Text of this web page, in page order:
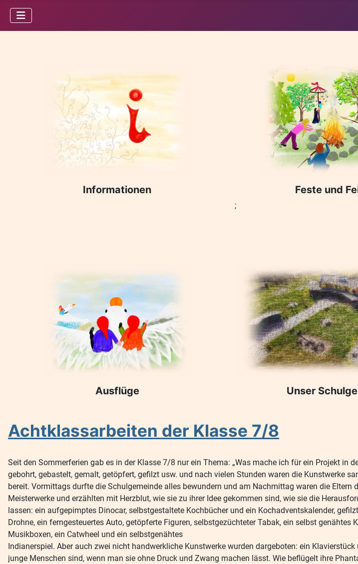
Informationen Feste und
;
Ausflüge Unser
Achtklassarbeiten der Klasse 7/8
Seit den Sommerferien gab es in der Klasse 7/8 nur ein Thema: „Was mache ich für ein Projekt in
gebohrt, gebastelt, gemalt, getöpfert, gefilzt usw. und nach vielen Stunden waren die Kunstwerke
bereit. Vormittags durfte die Schulgemeinde alles bewundern und am Nachmittag waren die
Meisterwerke und erzählten mit Herzblut, wie sie zu ihrer Idee gekommen sind, wie sie die
lassen: ein aufgepimptes Dinocar, selbstgestaltete Kochbücher und ein Kochadventskalender,
Drohne, ein ferngesteuertes Auto, getöpferte Figuren, selbstgezüchteter Tabak, ein selbst
Musikboxen, ein Catwheel und ein selbstgenähtes
Indianerspiel. Aber auch zwei nicht handwerkliche Kunstwerke wurden dargeboten: ein
junge Menschen sind, wenn man sie ohne Druck und Zwang machen lässt. Wie beflügelt ihre